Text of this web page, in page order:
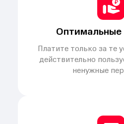
Платите только за те
действительно
ненужные